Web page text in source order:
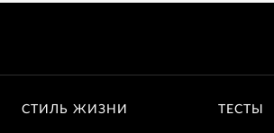
СТИЛЬ ЖИЗНИ ТЕСТЫ